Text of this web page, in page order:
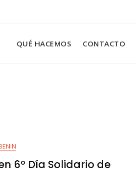
QUÉ HACEMOS
CONTACTO
6º Día Solidario de